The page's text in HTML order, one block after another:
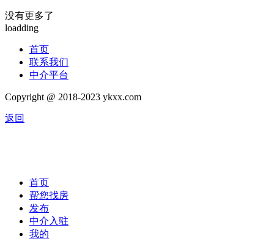
没有更多了
loadding
首页
联系我们
中介平台
Copyright @ 2018-2023 ykxx.com
返回
首页
帮您找房
发布
中介入驻
我的